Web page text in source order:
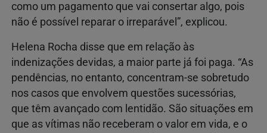
como um pagamento que vai consertar algo, pois
não é possível reparar o irreparável”, explicou.
Helena Rocha disse que em relação às
indenizações devidas, a maior parte já foi paga. “As
pendências, no entanto, concentram-se sobretudo
nos casos que envolvem questões sucessórias,
que têm avançado com lentidão. São situações em
que as vítimas não receberam o valor em vida, e o